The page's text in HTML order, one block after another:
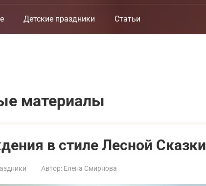
Детские праздники Статьи
материалы
в стиле Лесной Сказки
Автор: Елена Смирнова